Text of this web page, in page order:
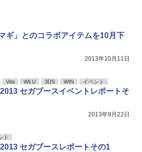
ギ」とのコラボアイテムを10月下
2013年10月11日
Vita Wii U 3DS WIN イベント
セガブースイベントレポートそ
2013年9月22日
ト
セガブースレポートその1